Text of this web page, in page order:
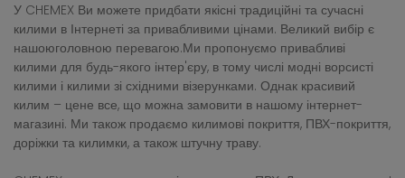
У CHEMEX Ви можете придбати якісні традиційні та сучасні
килими в Інтернеті за привабливими цінами. Великий вибір є
нашоюголовною перевагою.Ми пропонуємо привабливі
килими для будь-якого інтер'єру, в тому числі модні ворсисті
килими і килими зі східними візерунками. Однак красивий
килим – цене все, що можна замовити в нашому інтернет-
магазині. Ми також продаємо килимові покриття, ПВХ-покриття,
доріжки та килимки, а також штучну траву.